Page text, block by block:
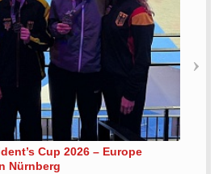
Cup 2026 – Europe
Nürnberg